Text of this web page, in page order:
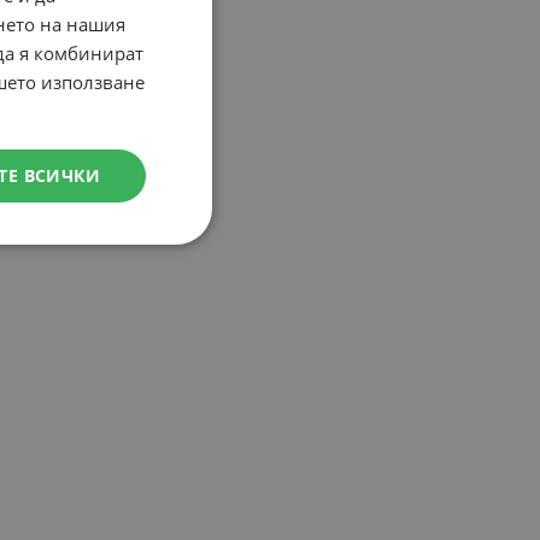
ENGLISH
на нашия
я комбинират
използване
ВСИЧКИ